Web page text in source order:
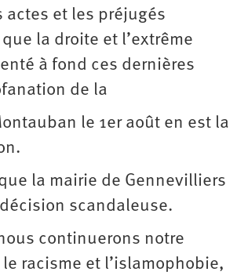
actes et les préjugés
la droite et l’extrême
à fond ces dernières
de la
le 1er août en est la
la mairie de Gennevilliers
scandaleuse.
continuerons notre
racisme et l’islamophobie,